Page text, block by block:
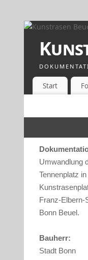
Start
Umwandlung
Tennenplatz
Franz-Elbern-
Bonn Beuel.
Bauherr:
Stadt Bonn